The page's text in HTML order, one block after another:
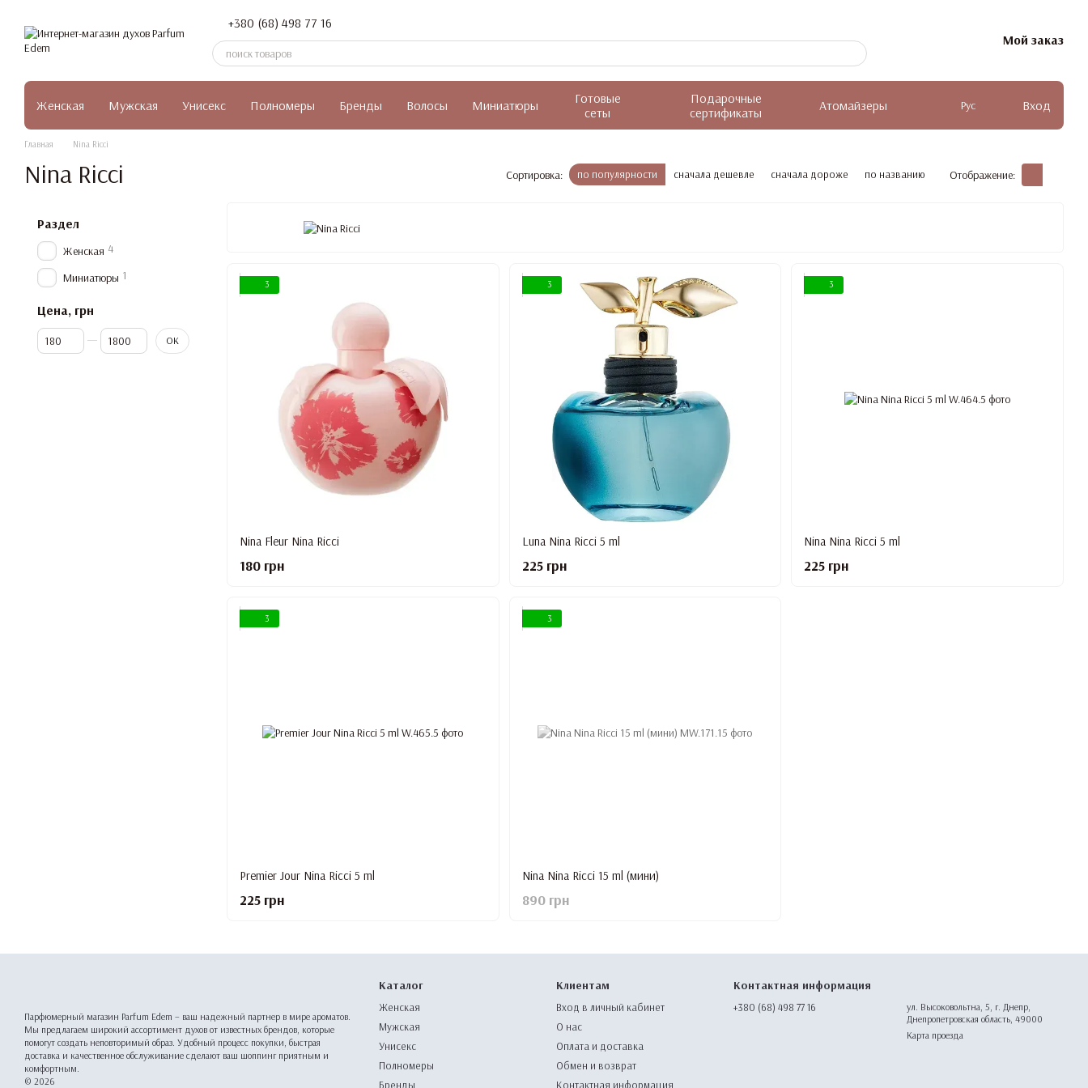
+380 (68) 498 77 16
Мой заказ
Женская Мужская Унисекс Полномеры Бренды Волосы Миниатюры
Готовые
сеты
Подарочные
сертификаты
Атомайзеры Рус Вход
Главная Nina Ricci
Nina Ricci Сортировка: по популярности сначала дешевле сначала дороже по названию Отображение:
3
Nina Fleur Nina Ricci
180 грн
3
Luna Nina Ricci 5 ml
225 грн
3
Nina Nina Ricci 5 ml
225 грн
3
Premier Jour Nina Ricci 5 ml
225 грн
3
Nina Nina Ricci 15 ml (мини)
890 грн
Раздел
Женская 4
Миниатюры 1
Цена, грн
От Цена, грн
До Цена, грн OK
Парфюмерный магазин Parfum Edem – ваш надежный партнер в мире ароматов.
Мы предлагаем широкий ассортимент духов от известных брендов, которые
помогут создать неповторимый образ. Удобный процесс покупки, быстрая
доставка и качественное обслуживание сделают ваш шоппинг приятным и
комфортным.
© 2026
Каталог
Женская
Мужская
Унисекс
Полномеры
Бренды
Клиентам
Вход в личный кабинет
О нас
Оплата и доставка
Обмен и возврат
Контактная информация
Контактная информация
+380 (68) 498 77 16
ул. Высоковольтна, 5, г. Днепр,
Днепропетровская область, 49000
Карта проезда